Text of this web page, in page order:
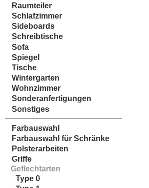
Raumteiler
Schlafzimmer
Sideboards
Schreibtische
Sofa
Spiegel
Tische
Wintergarten
Wohnzimmer
Sonderanfertigungen
Sonstiges
Farbauswahl
Farbauswahl für Schränke
Polsterarbeiten
Griffe
Geflechtarten
Type 0